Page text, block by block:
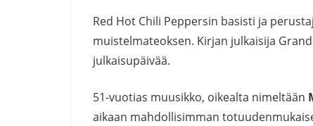
Red Hot Chili Peppersin basisti ja
muistelmateoksen. Kirjan julkaisija
julkaisupäivää.
51-vuotias muusikko, oikealta nimeltään
aikaan mahdollisimman